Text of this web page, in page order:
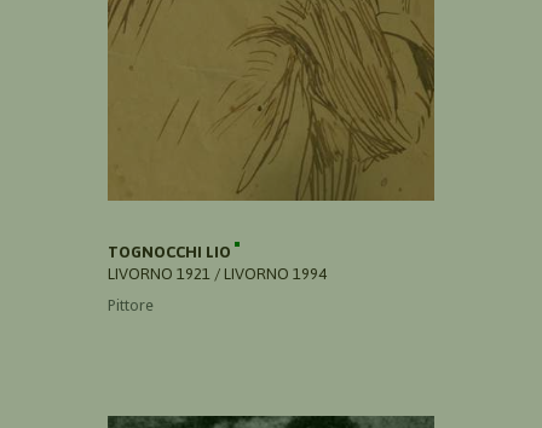
TOGNOCCHI LIO
LIVORNO 1921 / LIVORNO 1994
Pittore